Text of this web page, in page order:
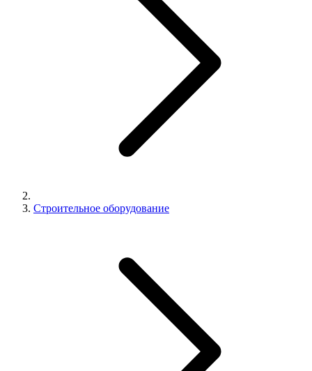
Строительное оборудование